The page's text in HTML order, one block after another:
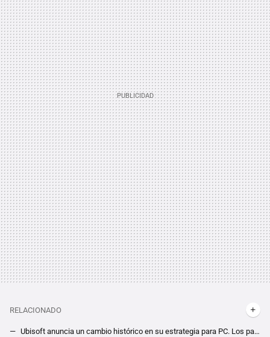
RELACIONADO
Ubisoft anuncia un cambio histórico en su estrategia para PC. Los padres de Assassin's Creed lanzarán todos sus nuevos juegos en Steam